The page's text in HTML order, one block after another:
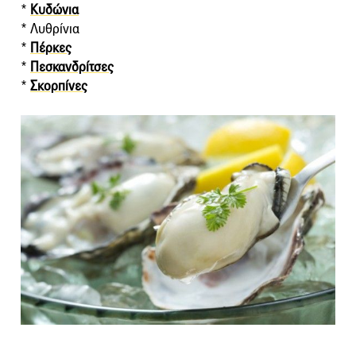
* Κυδώνια
* Λυθρίνια
* Πέρκες
* Πεσκανδρίτσες
* Σκορπίνες